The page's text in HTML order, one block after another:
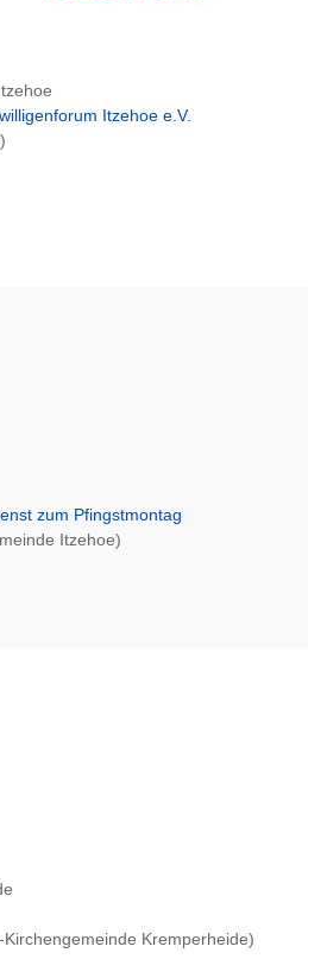
Itzehoe e.V.
zum Pfingstmontag
Itzehoe)
Kremperheide)